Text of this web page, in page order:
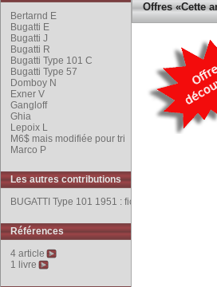
Bertarnd E
Bugatti E
Bugatti J
Bugatti R
Bugatti Type 101 C
Bugatti Type 57
Domboy N
Exner V
Gangloff
Ghia
Lepoix L
M6$ mais modifiée pour tri
Marco P
Les autres contributions
BUGATTI Type 101 1951 : fiche technique
Références
4 article
1 livre
Offres «Cette